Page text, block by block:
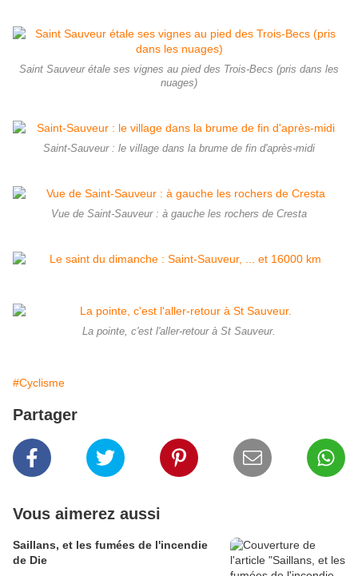
Saint Sauveur étale ses vignes au pied des Trois-Becs (pris dans les
nuages)
Saint-Sauveur : le village dans la brume de fin d'après-midi
Vue de Saint-Sauveur : à gauche les rochers de Cresta
La pointe, c'est l'aller-retour à St Sauveur.
#Cyclisme
Partager
Vous aimerez aussi
Saillans, et les fumées de l'incendie
de Die